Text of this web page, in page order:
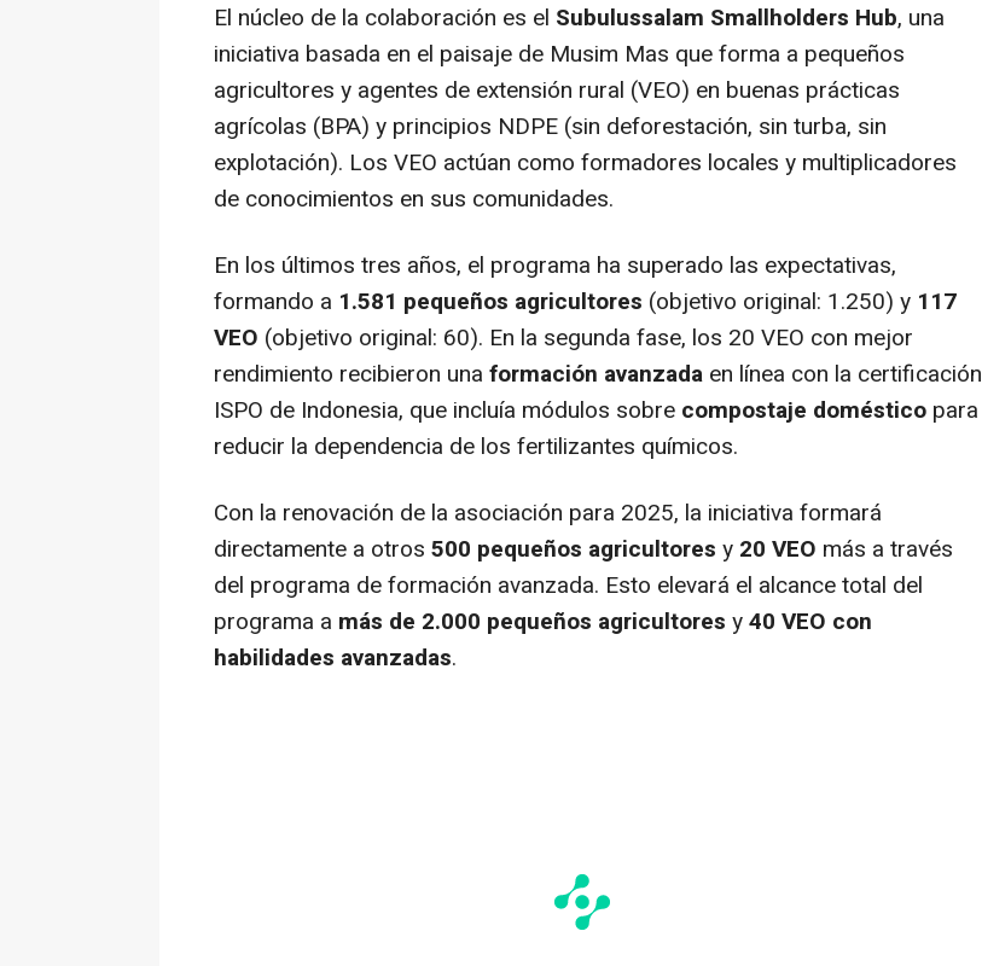
El núcleo de la colaboración es el Subulussalam Smallholders Hub, una
iniciativa basada en el paisaje de Musim Mas que forma a pequeños
agricultores y agentes de extensión rural (VEO) en buenas prácticas
agrícolas (BPA) y principios NDPE (sin deforestación, sin turba, sin
explotación). Los VEO actúan como formadores locales y multiplicadores
de conocimientos en sus comunidades.
En los últimos tres años, el programa ha superado las expectativas,
formando a 1.581 pequeños agricultores (objetivo original: 1.250) y 117
VEO (objetivo original: 60). En la segunda fase, los 20 VEO con mejor
rendimiento recibieron una formación avanzada en línea con la certificación
ISPO de Indonesia, que incluía módulos sobre compostaje doméstico para
reducir la dependencia de los fertilizantes químicos.
Con la renovación de la asociación para 2025, la iniciativa formará
directamente a otros 500 pequeños agricultores y 20 VEO más a través
del programa de formación avanzada. Esto elevará el alcance total del
programa a más de 2.000 pequeños agricultores y40 VEO con
habilidades avanzadas.